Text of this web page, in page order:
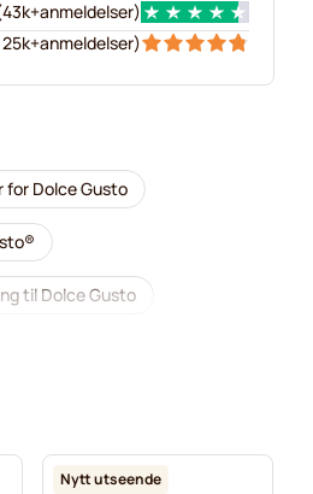
43k+anmeldelser)
anmeldelser)
Dolce Gusto
til Dolce Gusto
for Dolce Gusto
Til Dolce Gusto®
Nytt utseende